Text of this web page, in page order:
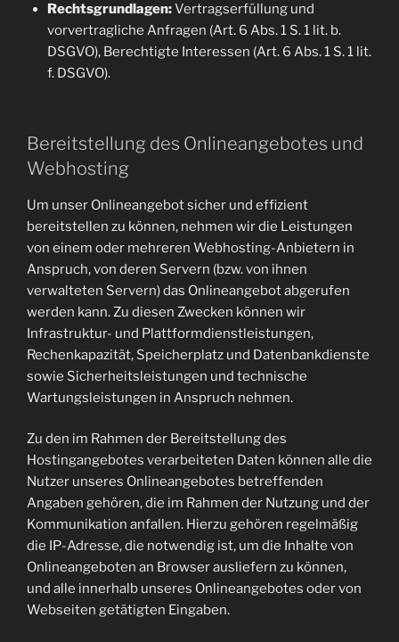
Rechtsgrundlagen:Vertragserfüllung und
vorvertragliche Anfragen (Art. 6 Abs. 1 S. 1 lit. b.
DSGVO), Berechtigte Interessen (Art. 6 Abs. 1 S. 1 lit.
f. DSGVO).
Bereitstellung des Onlineangebotes und
Webhosting
Um unser Onlineangebot sicher und effizient
bereitstellen zu können, nehmen wir die Leistungen
von einem oder mehreren Webhosting-Anbietern in
Anspruch, von deren Servern (bzw. von ihnen
verwalteten Servern) das Onlineangebot abgerufen
werden kann. Zu diesen Zwecken können wir
Infrastruktur- und Plattformdienstleistungen,
Rechenkapazität, Speicherplatz und Datenbankdienste
sowie Sicherheitsleistungen und technische
Wartungsleistungen in Anspruch nehmen.
Zu den im Rahmen der Bereitstellung des
Hostingangebotes verarbeiteten Daten können alle die
Nutzer unseres Onlineangebotes betreffenden
Angaben gehören, die im Rahmen der Nutzung und der
Kommunikation anfallen. Hierzu gehören regelmäßig
die IP-Adresse, die notwendig ist, um die Inhalte von
Onlineangeboten an Browser ausliefern zu können,
und alle innerhalb unseres Onlineangebotes oder von
Webseiten getätigten Eingaben.